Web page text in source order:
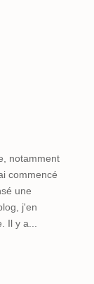
notamment
commencé
une
j'en
Il y a...